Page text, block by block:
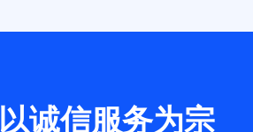
以诚信服务为宗